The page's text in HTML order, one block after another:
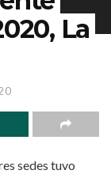
La
sedes tuvo